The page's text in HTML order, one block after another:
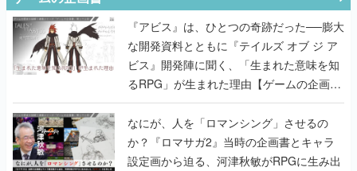
『アビス』は、ひとつの奇跡だった──膨大
な開発資料とともに『テイルズ オブ ジ ア
ビス』開発陣に聞く、「生まれた意味を知
るRPG」が生まれた理由【ゲームの企画
書】
なにが、人を「ロマンシング」させるの
か？『ロマサガ2』当時の企画書とキャラ
設定画から迫る、河津秋敏がRPGに生み出